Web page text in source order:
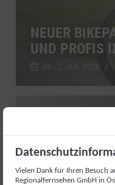
NEUER
UND PROFIS
Do., 2. Juli. 2026 //
Vielen Dank für Ihren Besuch
Regionalfernsehen GmbH in